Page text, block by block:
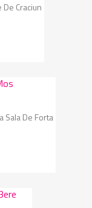
Craciun
Sala De Forta